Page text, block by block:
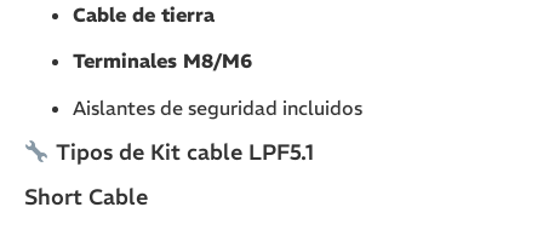
Cable de tierra
Terminales M8/M6
Aislantes de seguridad incluidos
Tipos de Kit cable LPF5.1
Short Cable